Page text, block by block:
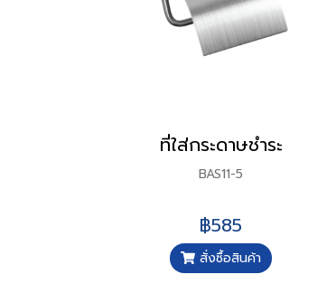
ที่ใส่กระดาษชำระ
BAS11-5
฿585
สั่งซื้อสินค้า